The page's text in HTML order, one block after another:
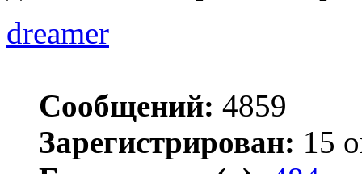
dreamer
Сообщений: 4859
Зарегистрирован: 15